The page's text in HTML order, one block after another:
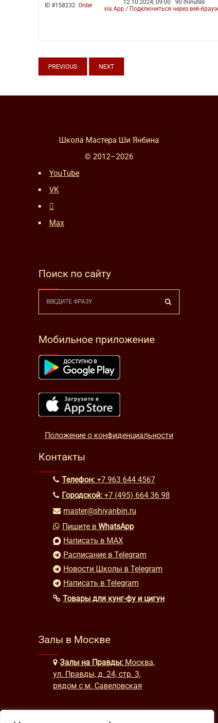
ID #158232 Order 12.10.2024, 09:00
90 minutes
via App / Подключиться через веб-
PREVIOUS NEXT
Школа Мастера Ши Янбина
© 2012–2026
YouTube
VK
Max
Поиск по сайту
Мобильное приложение
Положение о конфиденциальности
Контакты
Телефон: +7 963 644 4567
Городской: +7 (495) 664 36 98
master@shiyanbin.ru
Пишите в WhatsApp
Написать в MAX
Расписание в Telegram
Новости Школы в Telegram
Написать в Telegram
Товары для кунг-фу и цигун
Залы в Москве
Залы на Правды: Москва,
ул. Правды, д. 24, стр. 3,
рядом с м. Савеловская